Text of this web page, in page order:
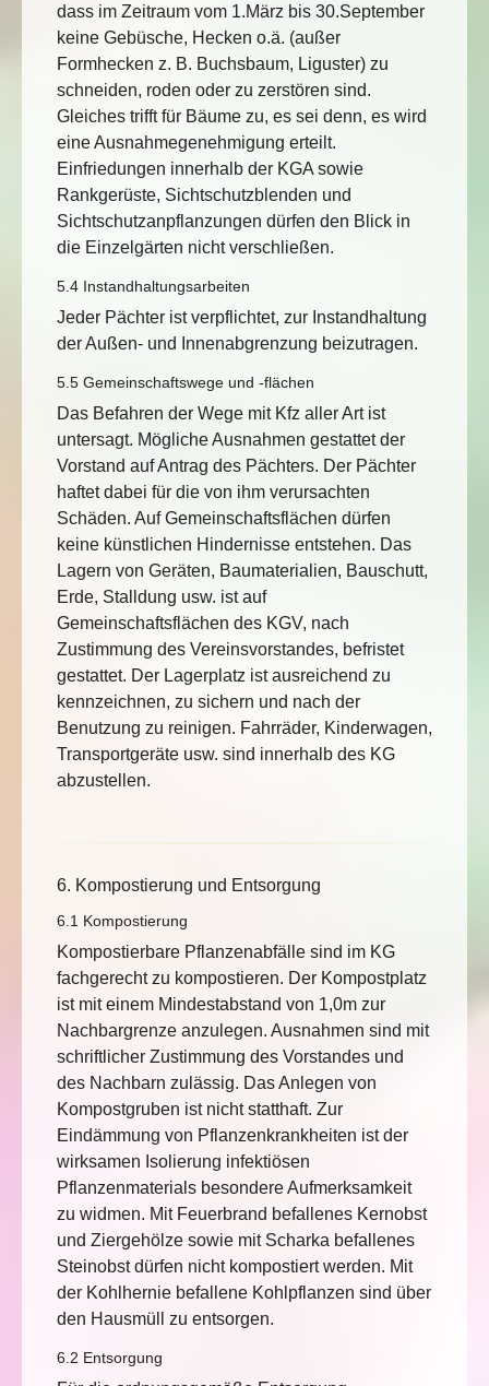
dass im Zeitraum vom 1.März bis 30.September
keine Gebüsche, Hecken o.ä. (außer
Formhecken z. B. Buchsbaum, Liguster) zu
schneiden, roden oder zu zerstören sind.
Gleiches trifft für Bäume zu, es sei denn, es wird
eine Ausnahmegenehmigung erteilt.
Einfriedungen innerhalb der KGA sowie
Rankgerüste, Sichtschutzblenden und
Sichtschutzanpflanzungen dürfen den Blick in
die Einzelgärten nicht verschließen.
5.4 Instandhaltungsarbeiten
Jeder Pächter ist verpflichtet, zur Instandhaltung
der Außen- und Innenabgrenzung beizutragen.
5.5 Gemeinschaftswege und -flächen
Das Befahren der Wege mit Kfz aller Art ist
untersagt. Mögliche Ausnahmen gestattet der
Vorstand auf Antrag des Pächters. Der Pächter
haftet dabei für die von ihm verursachten
Schäden. Auf Gemeinschaftsflächen dürfen
keine künstlichen Hindernisse entstehen. Das
Lagern von Geräten, Baumaterialien, Bauschutt,
Erde, Stalldung usw. ist auf
Gemeinschaftsflächen des KGV, nach
Zustimmung des Vereinsvorstandes, befristet
gestattet. Der Lagerplatz ist ausreichend zu
kennzeichnen, zu sichern und nach der
Benutzung zu reinigen. Fahrräder, Kinderwagen,
Transportgeräte usw. sind innerhalb des KG
abzustellen.
6. Kompostierung und Entsorgung
6.1 Kompostierung
Kompostierbare Pflanzenabfälle sind im KG
fachgerecht zu kompostieren. Der Kompostplatz
ist mit einem Mindestabstand von 1,0m zur
Nachbargrenze anzulegen. Ausnahmen sind mit
schriftlicher Zustimmung des Vorstandes und
des Nachbarn zulässig. Das Anlegen von
Kompostgruben ist nicht statthaft. Zur
Eindämmung von Pflanzenkrankheiten ist der
wirksamen Isolierung infektiösen
Pflanzenmaterials besondere Aufmerksamkeit
zu widmen. Mit Feuerbrand befallenes Kernobst
und Ziergehölze sowie mit Scharka befallenes
Steinobst dürfen nicht kompostiert werden. Mit
der Kohlhernie befallene Kohlpflanzen sind über
den Hausmüll zu entsorgen.
6.2 Entsorgung